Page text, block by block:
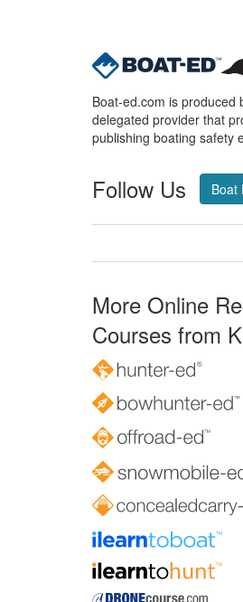
Boat-ed.com is produced
delegated provider that
publishing boating safety
Follow Us Boat
More Online
Courses from